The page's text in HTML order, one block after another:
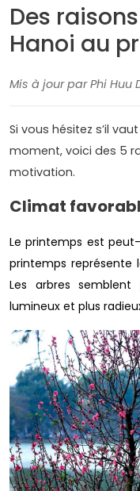
Des
Hanoi au
Mis à jour par Phi Huu
Si vous hésitez s’il
moment, voici des 5
motivation.
Climat
Le printemps est
printemps représente
Les arbres
lumineux et plus